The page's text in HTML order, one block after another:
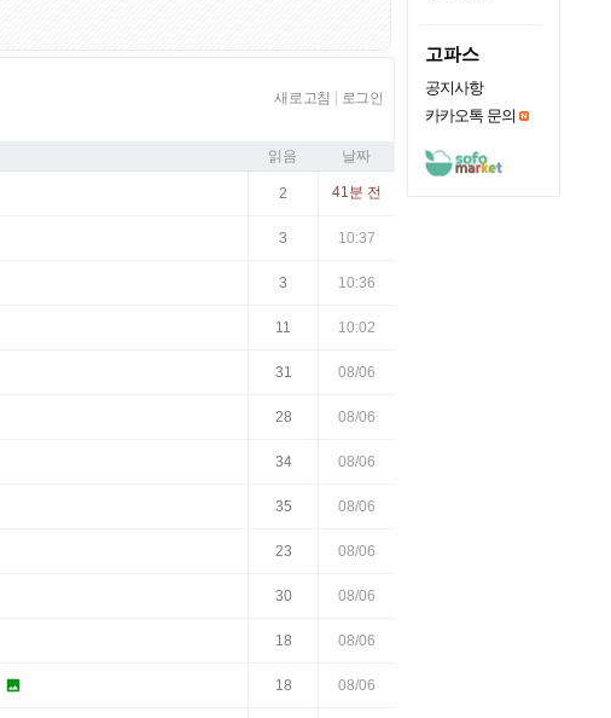
새로고침 로그인
읽음 날짜
2 41분 전
3 10:37
3 10:36
11 10:02
31 08/06
28 08/06
34 08/06
35 08/06
23 08/06
30 08/06
18 08/06
 18 08/06
고파스
공지사항
카카오톡 문의